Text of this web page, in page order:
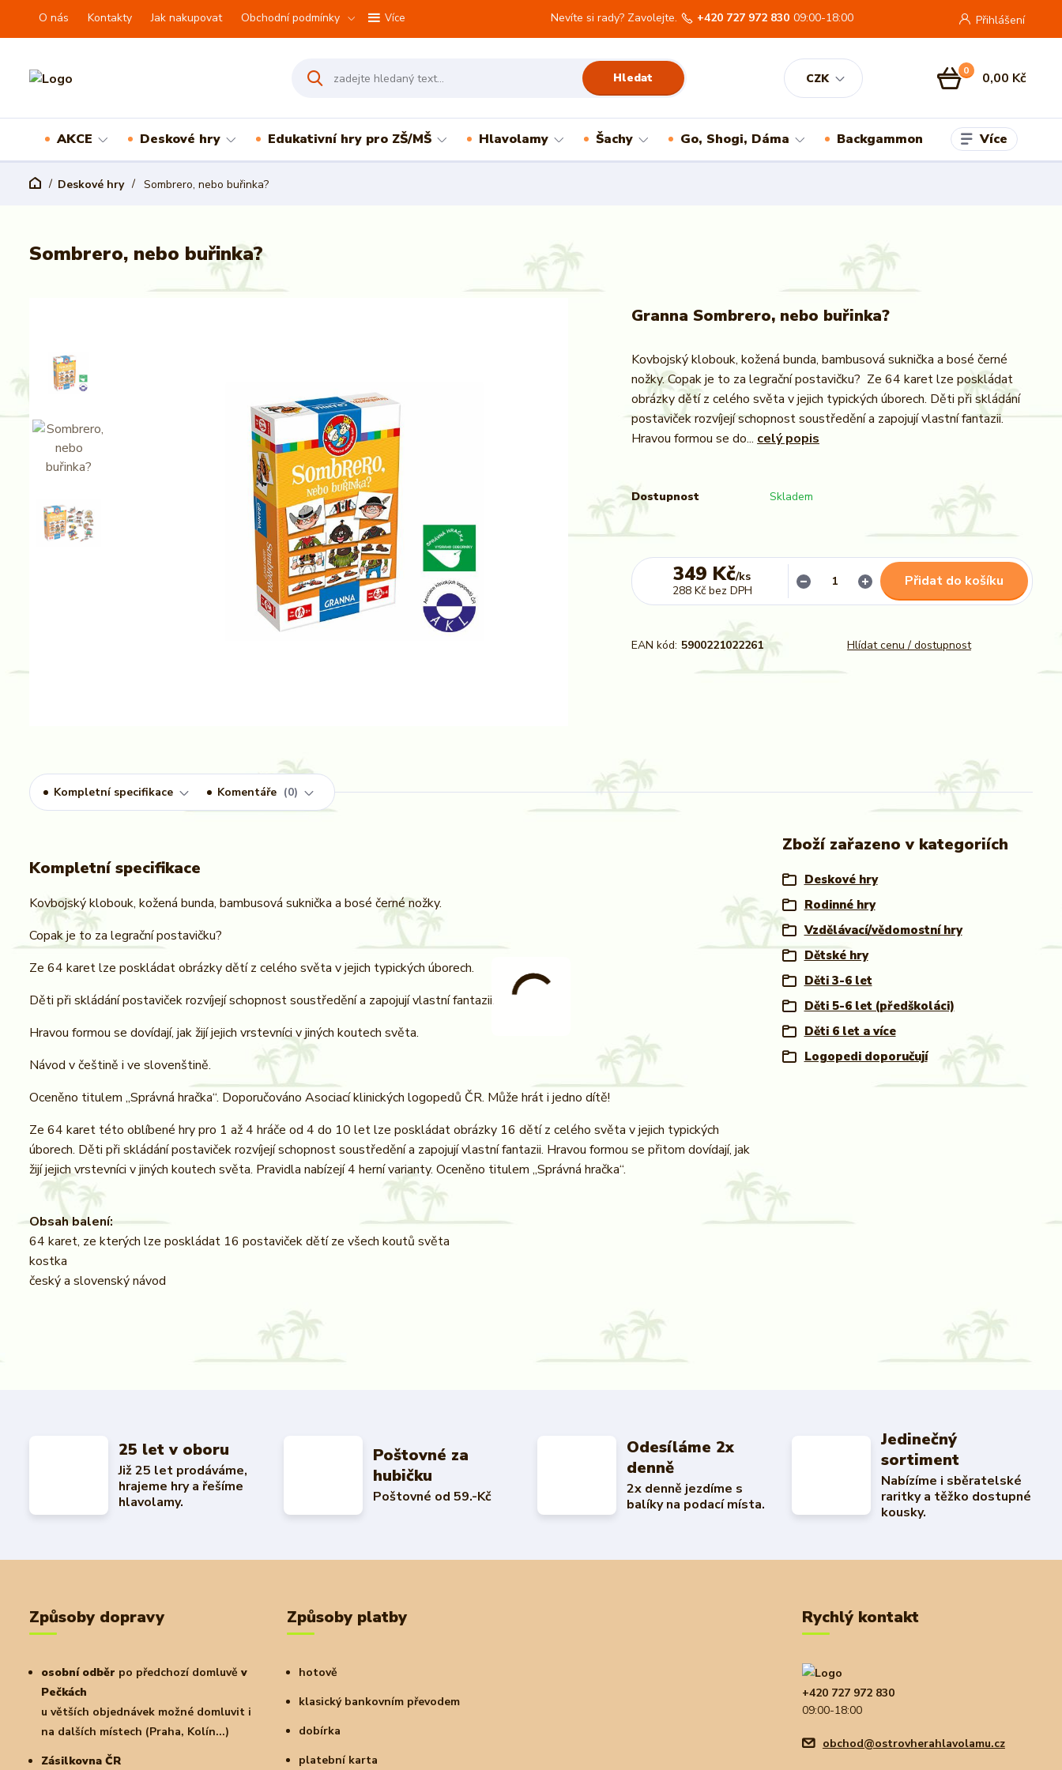
O nás Kontakty Jak nakupovat Obchodní podmínky Více
CZK
Přihlášení
Hledat
Nevíte si rady? Zavolejte. +420 727 972 830 09:00-18:00
0 0,00 Kč
AKCE Deskové hry Edukativní hry pro ZŠ/MŠ Hlavolamy Šachy Go, Shogi, Dáma Backgammon Více
Deskové hry Sombrero, nebo buřinka?
Sombrero, nebo buřinka?
Granna Sombrero, nebo buřinka?
Kovbojský klobouk, kožená bunda, bambusová suknička a bosé černé
nožky. Copak je to za legrační postavičku? Ze 64 karet lze poskládat
obrázky dětí z celého světa v jejich typických úborech. Děti při skládání
postaviček rozvíjejí schopnost soustředění a zapojují vlastní fantazii.
Hravou formou se do... celý popis
Dostupnost Skladem
349 Kč/ks
288 Kč bez DPH
Přidat do košíku
EAN kód: 5900221022261 Hlídat cenu / dostupnost
Kompletní specifikace Komentáře 0
Kompletní specifikace
Kovbojský klobouk, kožená bunda, bambusová suknička a bosé černé nožky.
Copak je to za legrační postavičku?
Ze 64 karet lze poskládat obrázky dětí z celého světa v jejich typických úborech.
Děti při skládání postaviček rozvíjejí schopnost soustředění a zapojují vlastní fantazii.
Hravou formou se dovídají, jak žijí jejich vrstevníci v jiných koutech světa.
Návod v češtině i ve slovenštině.
Oceněno titulem „Správná hračka“. Doporučováno Asociací klinických logopedů ČR. Může hrát i jedno dítě!
Ze 64 karet této oblíbené hry pro 1 až 4 hráče od 4 do 10 let lze poskládat obrázky 16 dětí z celého světa v jejich typických
úborech. Děti při skládání postaviček rozvíjejí schopnost soustředění a zapojují vlastní fantazii. Hravou formou se přitom dovídají, jak
žijí jejich vrstevníci v jiných koutech světa. Pravidla nabízejí 4 herní varianty. Oceněno titulem „Správná hračka“.
Obsah balení:
64 karet, ze kterých lze poskládat 16 postaviček dětí ze všech koutů světa
kostka
český a slovenský návod
Zboží zařazeno v kategoriích
Deskové hry
Rodinné hry
Vzdělávací/vědomostní hry
Dětské hry
Děti 3-6 let
Děti 5-6 let (předškoláci)
Děti 6 let a více
Logopedi doporučují
25 let v oboru
Již 25 let prodáváme,
hrajeme hry a řešíme
hlavolamy.
Poštovné za
hubičku
Poštovné od 59.-Kč
Odesíláme 2x
denně
2x denně jezdíme s
balíky na podací místa.
Jedinečný
sortiment
Nabízíme i sběratelské
raritky a těžko dostupné
kousky.
Způsoby dopravy
osobní odběr po předchozí domluvě v
Pečkách
u větších objednávek možné domluvit i
na dalších místech (Praha, Kolín...)
Zásilkovna ČR
Způsoby platby
hotově
klasický bankovním převodem
dobírka
platební karta
Rychlý kontakt
+420 727 972 830
09:00-18:00
obchod@ostrovherahlavolamu.cz